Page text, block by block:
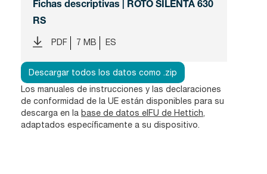
Fichas descriptivas | ROTO SILENTA 630
RS
PDF 7 MB ES
Descargar todos los datos como .zip
Los manuales de instrucciones y las declaraciones
de conformidad de la UE están disponibles para su
descarga en la base de datos eIFU de Hettich,
adaptados específicamente a su dispositivo.